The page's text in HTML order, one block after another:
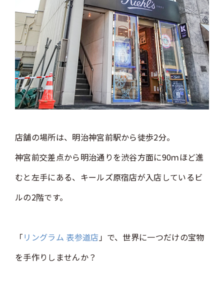
店舗の場所は、明治神宮前駅から徒歩2分。
神宮前交差点から明治通りを渋谷方面に90ｍほど進
むと左手にある、キールズ原宿店が入店しているビ
ルの2階です。
「リングラム 表参道店 」で、世界に一つだけの宝物
を手作りしませんか？